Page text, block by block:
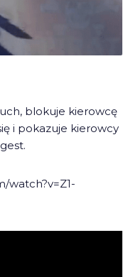
blokuje kierowcę
i pokazuje kierowcy
watch?v=Z1-